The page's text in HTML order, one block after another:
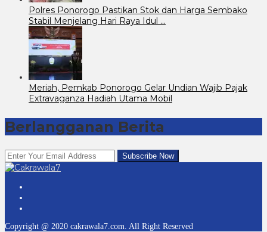
Polres Ponorogo Pastikan Stok dan Harga Sembako
Stabil Menjelang Hari Raya Idul …
Meriah, Pemkab Ponorogo Gelar Undian Wajib Pajak
Extravaganza Hadiah Utama Mobil
Berlangganan Berita
Copyright @ 2020 cakrawala7.com. All Right Reserved